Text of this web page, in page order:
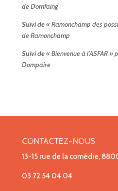
de Domfaing
Suivi de« Ramonchamp des
de Ramonchamp
Suivi de« Bienvenue à l’ASFAR »
Dompaire
CONTACTEZ-NOUS
13-15 rue de la comédie,
03 72 54 04 04